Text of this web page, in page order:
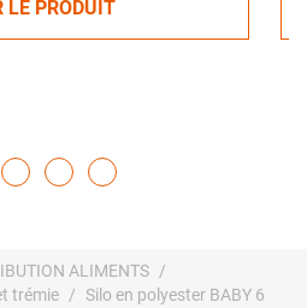
LE PRODUIT
ALIMENTS
trémie
Silo en polyester BABY 6